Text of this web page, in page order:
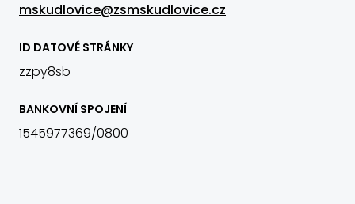
mskudlovice@zsmskudlovice.cz
ID DATOVÉ STRÁNKY
zzpy8sb
BANKOVNÍ SPOJENÍ
1545977369/0800